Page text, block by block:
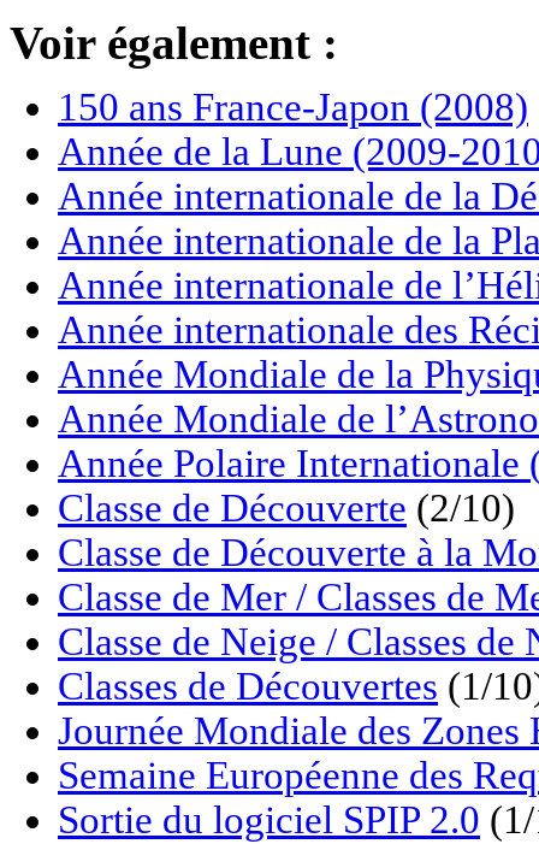
Voir également :
150 ans France-Japon (2008)
Année de la Lune (2009-
Année internationale de la
Année internationale de la
Année internationale de
Année internationale des
Année Mondiale de la
Année Mondiale de
Année Polaire Internationale
Classe de Découverte (2/10)
Classe de Découverte à la
Classe de Mer / Classes de
Classe de Neige / Classes de
Classes de Découvertes (1/
Journée Mondiale des
Semaine Européenne des
Sortie du logiciel SPIP 2.0